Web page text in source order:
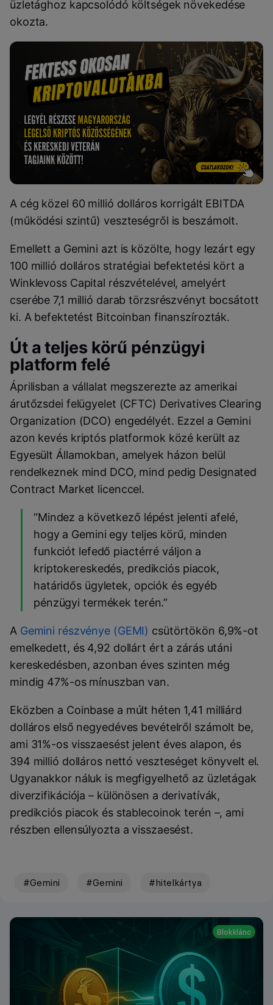
üzletághoz kapcsolódó költségek növekedése
okozta.
A cég közel 60 millió dolláros korrigált EBITDA
(működési szintű) veszteségről is beszámolt.
Emellett a Gemini azt is közölte, hogy lezárt egy
100 millió dolláros stratégiai befektetési kört a
Winklevoss Capital részvételével, amelyért
cserébe 7,1 millió darab törzsrészvényt bocsátott
ki. A befektetést Bitcoinban finanszírozták.
Út a teljes körű pénzügyi
platform felé
Áprilisban a vállalat megszerezte az amerikai
árutőzsdei felügyelet (CFTC) Derivatives Clearing
Organization (DCO) engedélyét. Ezzel a Gemini
azon kevés kriptós platformok közé került az
Egyesült Államokban, amelyek házon belül
rendelkeznek mind DCO, mind pedig Designated
Contract Market licenccel.
“Mindez a következő lépést jelenti afelé,
hogy a Gemini egy teljes körű, minden
funkciót lefedő piactérré váljon a
kriptokereskedés, predikciós piacok,
határidős ügyletek, opciók és egyéb
pénzügyi termékek terén.”
A Gemini részvénye (GEMI) csütörtökön 6,9%-ot
emelkedett, és 4,92 dollárt ért a zárás utáni
kereskedésben, azonban éves szinten még
mindig 47%-os mínuszban van.
Eközben a Coinbase a múlt héten 1,41 milliárd
dolláros első negyedéves bevételről számolt be,
ami 31%-os visszaesést jelent éves alapon, és
394 millió dolláros nettó veszteséget könyvelt el.
Ugyanakkor náluk is megfigyelhető az üzletágak
diverzifikációja – különösen a derivatívák,
predikciós piacok és stablecoinok terén –, ami
részben ellensúlyozta a visszaesést.
#Gemini #Gemini #hitelkártya
Blokklánc